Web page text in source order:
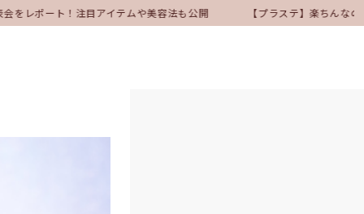
ポート！注目アイテムや美容法も公開 【プラステ】楽ちんなのに